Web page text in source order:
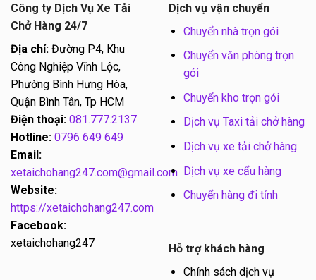
Công ty Dịch Vụ Xe Tải
Chở Hàng 24/7
Địa chỉ: Đường P4, Khu
Công Nghiệp Vĩnh Lộc,
Phường Bình Hưng Hòa,
Quận Bình Tân, Tp HCM
Điện thoại: 081.777.2137
Hotline: 0796 649 649
Email:
xetaichohang247.com@gmail.com
Website:
https://xetaichohang247.com
Facebook:
xetaichohang247
Dịch vụ vận chuyển
Chuyển nhà trọn gói
Chuyển văn phòng trọn
gói
Chuyển kho trọn gói
Dịch vụ Taxi tải chở hàng
Dịch vụ xe tải chở hàng
Dịch vụ xe cẩu hàng
Chuyển hàng đi tỉnh
Hỗ trợ khách hàng
Chính sách dịch vụ